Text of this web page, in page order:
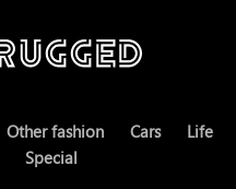
Other fashion Cars
Life
Special